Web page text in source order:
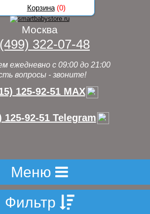
Москва
322-07-48
ежедневно с 09:00 до 21:00
вопросы - звоните!
125-92-51 MAX
125-92-51 Telegram
Меню
Фильтр
Корзина(0)